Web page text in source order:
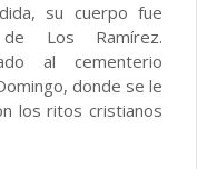
su cuerpo fue
Los Ramírez.
al cementerio
donde se le
los ritos cristianos